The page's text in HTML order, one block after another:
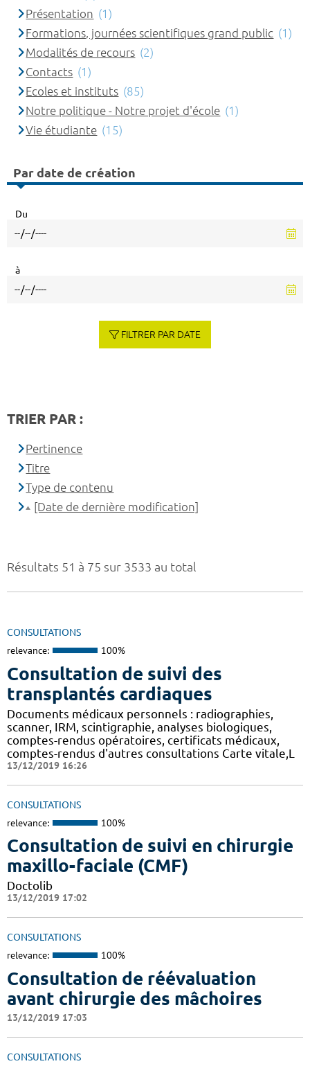
Résultats 51 à 75 sur 3533 au total
CONSULTATIONS
relevance: 100%
Consultation de suivi des
transplantés cardiaques
Documents médicaux personnels : radiographies,
scanner, IRM, scintigraphie, analyses biologiques,
comptes-rendus opératoires, certificats médicaux,
comptes-rendus d'autres consultations Carte vitale,L
13/12/2019 16:26
CONSULTATIONS
relevance: 100%
Consultation de suivi en chirurgie
maxillo-faciale (CMF)
Doctolib
13/12/2019 17:02
CONSULTATIONS
relevance: 100%
Consultation de réévaluation
avant chirurgie des mâchoires
13/12/2019 17:03
CONSULTATIONS
Présentation (1)
Formations, journées scientifiques grand public (1)
Modalités de recours (2)
Contacts (1)
Ecoles et instituts (85)
Notre politique - Notre projet d'école (1)
Vie étudiante (15)
Par date de création
Du
à
FILTRER PAR DATE
TRIER PAR :
Pertinence
Titre
Type de contenu
[Date de dernière modification]